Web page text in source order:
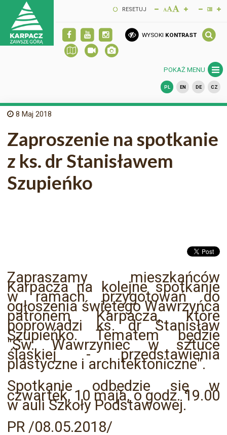
RESETUJ
WYSOKI KONTRAST
POKAŻ MENU
PL EN DE CZ
8 Maj 2018
Zaproszenie na spotkanie
z ks. dr Stanisławem
Szupieńko
Zapraszamy mieszkańców
Karpacza na kolejne spotkanie
w ramach przygotowań do
ogłoszenia świętego Wawrzyńca
patronem Karpacza, które
poprowadzi ks. dr Stanisław
Szupieńko. Tematem będzie
"Św. Wawrzyniec w sztuce
śląskiej - przedstawienia
plastyczne i architektoniczne".
Spotkanie odbędzie się w
czwartek, 10 maja, o godz. 19.00
w auli Szkoły Podstawowej.
PR /08.05.2018/